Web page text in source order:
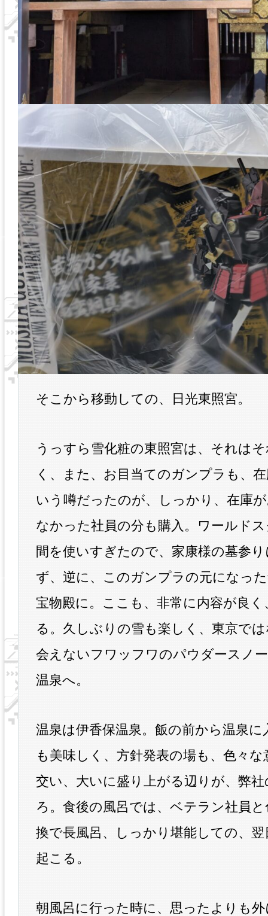
そこから移動しての、日光東照宮。
うっすら雪化粧の東照宮は、それは
く、また、お目当てのガンプラも、
いう噂だったのが、しっかり、在庫
なかった社員の分も購入。ワールド
間を使いすぎたので、家康様の墓参
ず、逆に、このガンプラの元になっ
宝物殿に。ここも、非常に内容が良く
る。久しぶりの雪も楽しく、東京で
会えないフワッフワのパウダースノ
温泉へ。
温泉は伊香保温泉。飯の前から温泉に
も美味しく、方針発表の場も、色々な
交い、大いに盛り上がる辺りが、弊
ろ。食後の風呂では、ベテラン社員
換で長風呂、しっかり堪能しての、翌
起こる。
朝風呂に行った時に、思ったよりも